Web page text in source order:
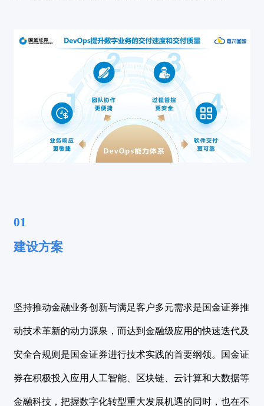
01
建设方案
坚持推动金融业务创新与满足客户多元需求是国金证券推
动技术革新的动力源泉，而达到金融级应用的快速迭代及
安全合规则是国金证券进行技术实践的首要纲领。国金证
券在积极投入应用人工智能、区块链、云计算和大数据等
金融科技，把握数字化转型重大发展机遇的同时，也在不